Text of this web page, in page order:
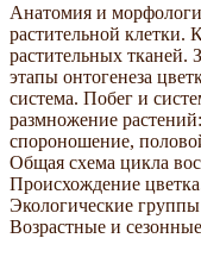
Анатомия и
растительной клетки.
растительных тканей.
этапы онтогенеза
система. Побег и
размножение
спороношение,
Общая схема цикла
Происхождение
Экологические
Возрастные и